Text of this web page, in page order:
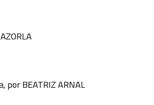
por BEATRIZ ARNAL